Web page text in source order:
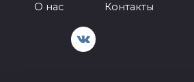
О нас Контакты